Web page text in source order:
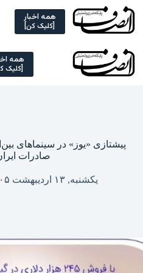
Skip
content
همه اخبار
[کلیک کن]
همه
[کلیک
پیشتازی «یوز» در سینماهای
صادرات
یکشنبه, ۱۳ اردیبهشت ۱۴۰۵ – ۱۱:۱۸